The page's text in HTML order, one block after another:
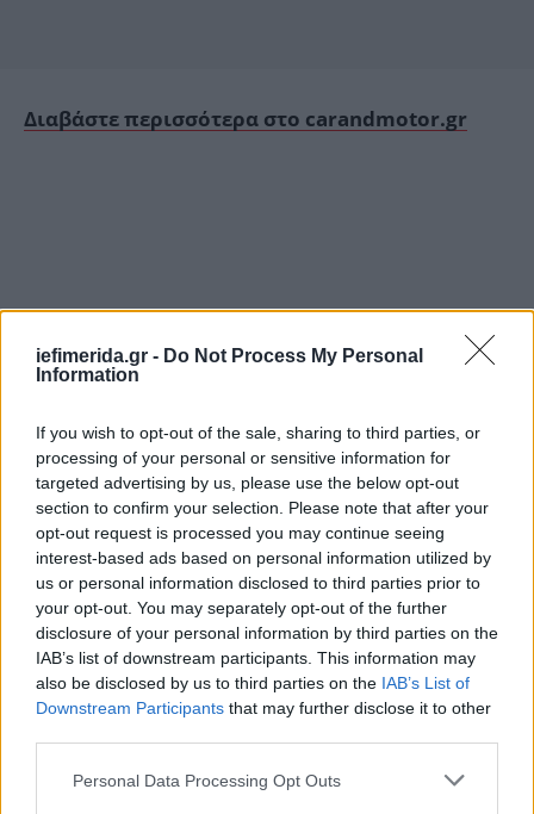
iefimerida.gr - Do Not Process My Personal
Information
If you wish to opt-out of the sale, sharing to third parties, or
processing of your personal or sensitive information for
targeted advertising by us, please use the below opt-out
section to confirm your selection. Please note that after your
opt-out request is processed you may continue seeing
interest-based ads based on personal information utilized by
us or personal information disclosed to third parties prior to
your opt-out. You may separately opt-out of the further
disclosure of your personal information by third parties on the
IAB’s list of downstream participants. This information may
also be disclosed by us to third parties on the IAB’s List of
Downstream Participants that may further disclose it to other
Please note that this website/app uses one or more Google
Personal Data Processing Opt Outs
Διαβάστε περισσότερα στο carandmotor.gr
ΠΕΡΙΣΣΟΤΕΡΑ ΒΙΝΤΕΟ